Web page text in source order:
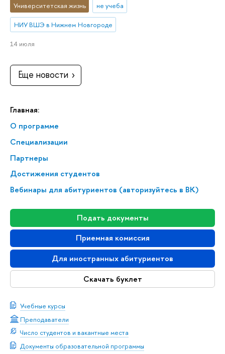
Главная:
О программе
Спе­ци­а­ли­за­ции
Партнеры
Достижения студентов
Вебинары для абитуриентов (авторизуйтесь в ВК)
Подать документы
Приемная комиссия
Для иностранных абитуриентов
Скачать буклет
Учебные курсы
Преподаватели
Число студентов и вакантные места
Документы образовательной программы
Университетская жизнь не учеба
НИУ ВШЭ в Нижнем Новгороде
14 июля
Еще новости